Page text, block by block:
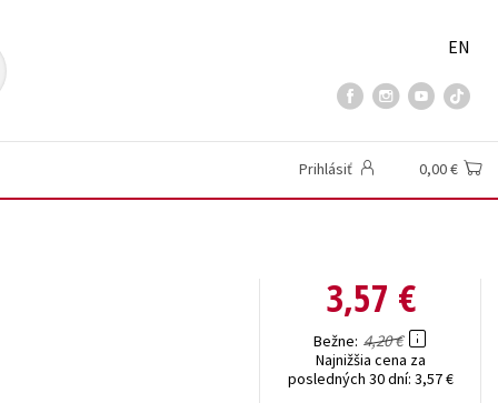
EN
Prihlásiť 0,00 €
3,57 €
Bežne 4,20 €
Najnižšia cena za
posledných 30 dní: 3,57 €